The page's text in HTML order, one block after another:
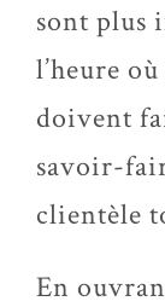
sont plus
l’heure
doivent
savoir-
clientèle
En